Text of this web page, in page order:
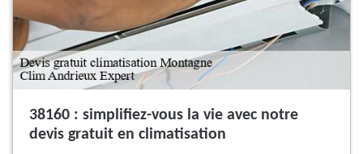
38160 : simplifiez-vous la vie avec notre
devis gratuit en climatisation